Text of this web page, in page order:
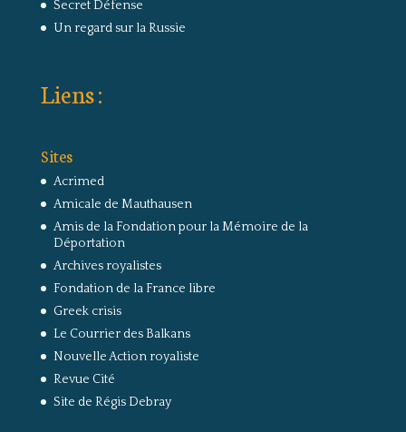
Secret Défense
Un regard sur la Russie
Liens :
Sites
Acrimed
Amicale de Mauthausen
Amis de la Fondation pour la Mémoire de la
Déportation
Archives royalistes
Fondation de la France libre
Greek crisis
Le Courrier des Balkans
Nouvelle Action royaliste
Revue Cité
Site de Régis Debray